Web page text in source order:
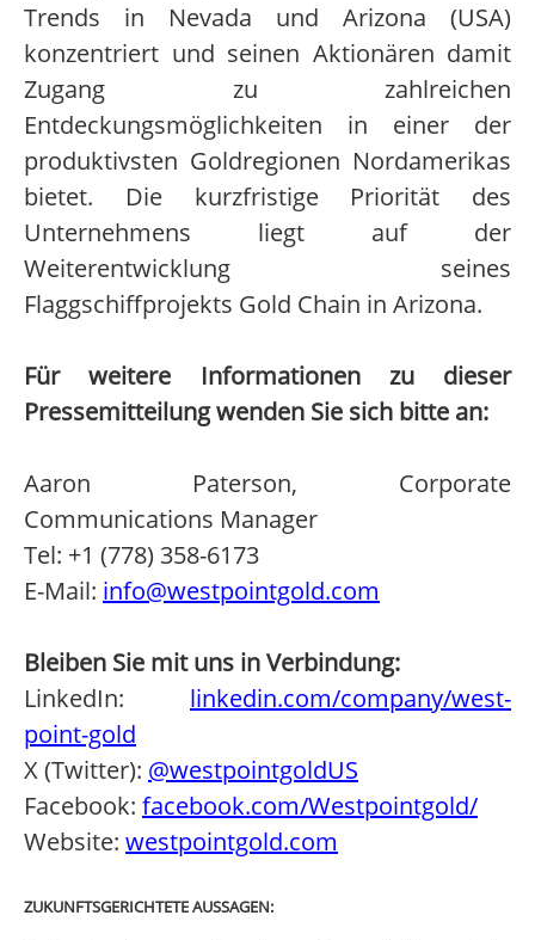
Trends in Nevada und Arizona (USA)
konzentriert und seinen Aktionären damit
Zugang zu zahlreichen
Entdeckungsmöglichkeiten in einer der
produktivsten Goldregionen Nordamerikas
bietet. Die kurzfristige Priorität des
Unternehmens liegt auf der
Weiterentwicklung seines
Flaggschiffprojekts Gold Chain in Arizona.
Für weitere Informationen zu dieser
Pressemitteilung wenden Sie sich bitte an:
Aaron Paterson, Corporate
Communications Manager
Tel: +1 (778) 358-6173
E-Mail: info@westpointgold.com
Bleiben Sie mit uns in Verbindung:
LinkedIn: linkedin.com/company/west-
point-gold
X (Twitter): @westpointgoldUS
Facebook: facebook.com/Westpointgold/
Website: westpointgold.com
ZUKUNFTSGERICHTETE AUSSAGEN: